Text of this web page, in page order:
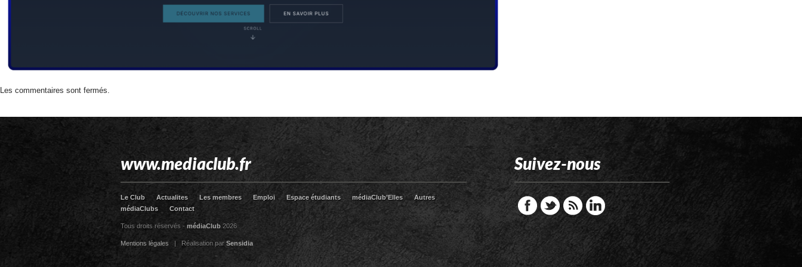
Les commentaires sont fermés.
www.mediaclub.fr
Le Club Actualites Les membres Emploi Espace étudiants médiaClub’Elles
Autres
médiaClubs
Contact
Tous droits réservés - médiaClub 2026
Mentions légales | Réalisation par Sensidia
Suivez-nous
FacebookTwitter RSS LinkedIn